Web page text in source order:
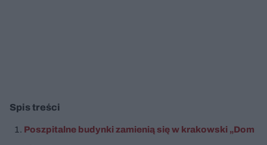
Spis treści
Poszpitalne budynki zamienią się w krakowski „Dom